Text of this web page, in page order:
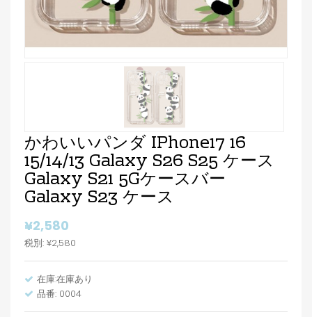
かわいいパンダ IPhone17 16
15/14/13 Galaxy S26 S25 ケース
Galaxy S21 5Gケースバー
Galaxy S23 ケース
¥2,580
税別: ¥2,580
在庫:在庫あり
品番: 0004